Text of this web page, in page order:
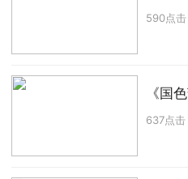
590点击
《国
637点击